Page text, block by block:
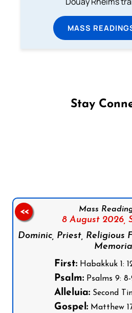
MASS
Stay
Mass
8 August 2026,
Dominic, Priest, Religious
First:Habakkuk 1:
Psalm:Psalms 9: 8-
Alleluia:Second
Gospel:Matthew
<<